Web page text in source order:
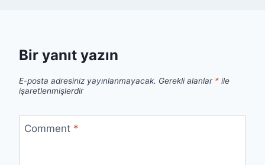
Bir yanıt yazın
E-posta adresiniz yayınlanmayacak. Gerekli alanlar * ile
işaretlenmişlerdir
Comment *